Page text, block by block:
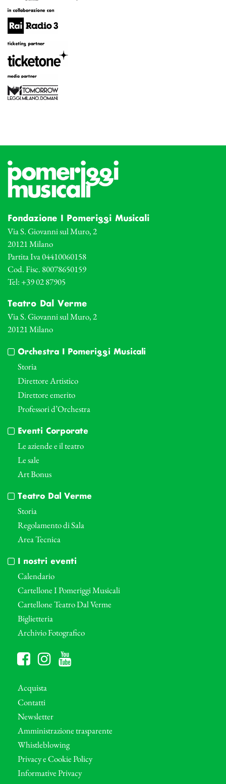
Fondazione I Pomeriggi Musicali
Via S. Giovanni sul Muro, 2
20121 Milano
Partita Iva 04410060158
Cod. Fisc. 80078650159
Tel: +39 02 87905
Teatro Dal Verme
Via S. Giovanni sul Muro, 2
20121 Milano
Orchestra I Pomeriggi Musicali
Storia
Direttore Artistico
Direttore emerito
Professori d’Orchestra
Eventi Corporate
Le aziende e il teatro
Le sale
Art Bonus
Teatro Dal Verme
Storia
Regolamento di Sala
Area Tecnica
I nostri eventi
Calendario
Cartellone I Pomeriggi Musicali
Cartellone Teatro Dal Verme
Biglietteria
Archivio Fotografico
Acquista
Contatti
Newsletter
Amministrazione trasparente
Whistleblowing
Privacy e Cookie Policy
Informative Privacy